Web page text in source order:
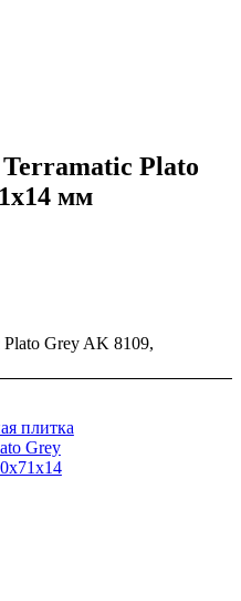
Plato
мм
Grey AK 8109,